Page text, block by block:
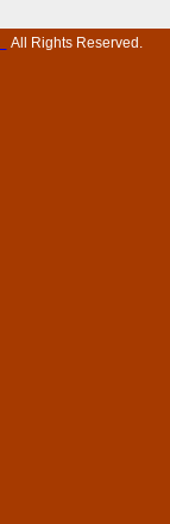
All Rights Reserved.